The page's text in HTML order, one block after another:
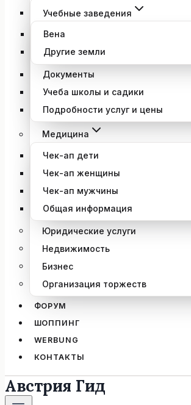
Учебные заведения
Вена
Другие земли
Документы
Учеба школы и садики
Подробности услуг и цены
Медицина
Чек-ап дети
Чек-ап женщины
Чек-ап мужчины
Общая информация
Юридические услуги
Недвижимость
Бизнес
Организация торжеств
ФОРУМ
ШОППИНГ
WERBUNG
КОНТАКТЫ
Австрия Гид